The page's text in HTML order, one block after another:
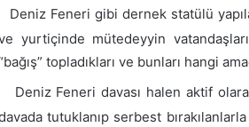
Deniz Feneri gibi dernek statülü
yurtiçinde mütedeyyin
topladıkları ve bunları hangi
Deniz Feneri davası halen aktif
tutuklanıp serbest